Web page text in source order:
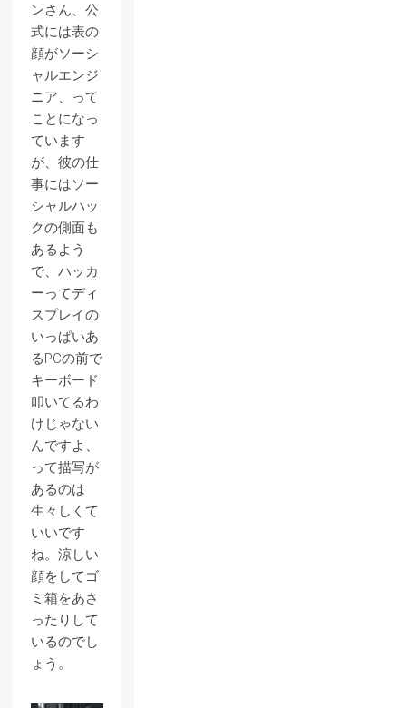
ンさん、公
式には表の
顔がソーシ
ャルエンジ
ニア、って
ことになっ
ています
が、彼の仕
事にはソー
シャルハッ
クの側面も
あるよう
で、ハッカ
ーってディ
スプレイの
いっぱいあ
るPCの前で
キーボード
叩いてるわ
けじゃない
んですよ、
って描写が
あるのは
生々しくて
いいです
ね。涼しい
顔をしてゴ
ミ箱をあさ
ったりして
いるのでし
ょう。